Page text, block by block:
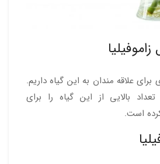
علاقه مندان به این گیاه داریم.
بالایی از این گیاه را برای
است.